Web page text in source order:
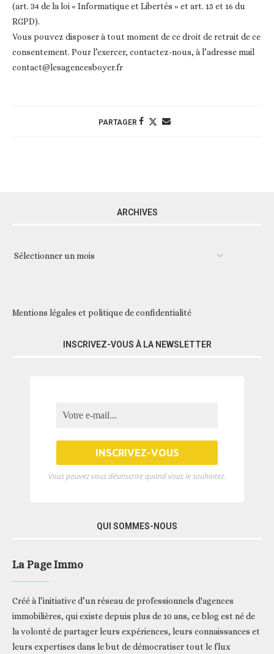
(art. 34 de la loi « Informatique et Libertés » et art. 15 et 16 du
RGPD).
Vous pouvez disposer à tout moment de ce droit de retrait de ce
consentement. Pour l’exercer, contactez-nous, à l’adresse mail
contact@lesagencesboyer.fr
PARTAGER
ARCHIVES
Mentions légales et politique de confidentialité
INSCRIVEZ-VOUS À LA NEWSLETTER
Vous pouvez vous désinscrire quand vous le souhaitez.
QUI SOMMES-NOUS
La Page Immo
Créé à l’initiative d’un réseau de professionnels d'agences
immobilières, qui existe depuis plus de 10 ans, ce blog est né de
la volonté de partager leurs expériences, leurs connaissances et
leurs expertises dans le but de démocratiser tout le flux